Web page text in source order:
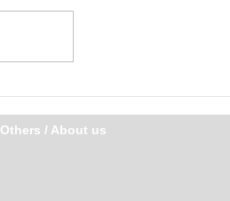
3/7クラブチーム体験会
Others / About us